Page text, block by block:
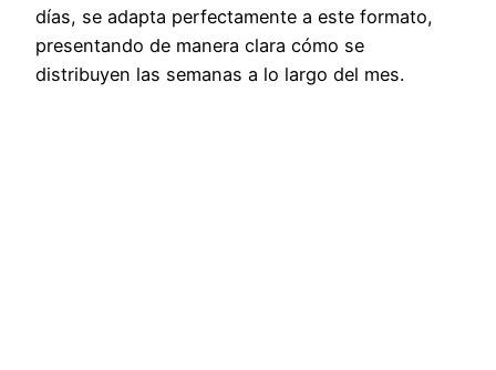
días, se adapta perfectamente a este formato,
presentando de manera clara cómo se
distribuyen las semanas a lo largo del mes.